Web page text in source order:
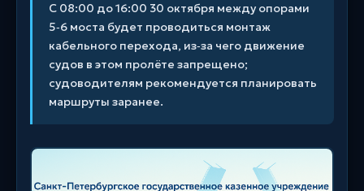
С 08:00 до 16:00 30 октября между опорами
5‑6 моста будет проводиться монтаж
кабельного перехода, из‑за чего движение
судов в этом пролёте запрещено;
судоводителям рекомендуется планировать
маршруты заранее.